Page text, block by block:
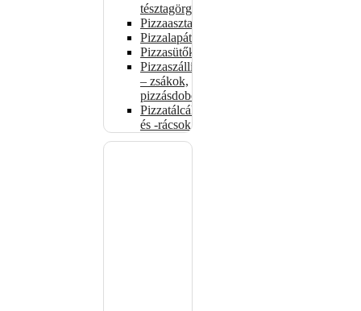
tésztagörgők
Pizzaasztalok
Pizzalapátok
Pizzasütők
Pizzaszállítás
– zsákok,
pizzásdobozok
Pizzatálcák
és -rácsok